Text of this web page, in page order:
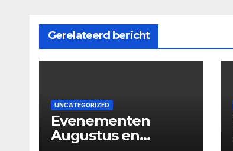
Gerelateerd bericht
UNCATEGORIZED
Evenementen
Augustus en